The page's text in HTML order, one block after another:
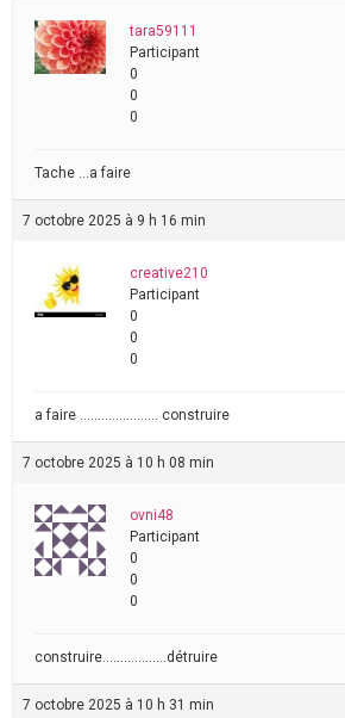
tara59111
Participant
0
0
0
Tache …a faire
7 octobre 2025 à 9 h 16 min
creative210
Participant
0
0
0
a faire …………………. construire
7 octobre 2025 à 10 h 08 min
ovni48
Participant
0
0
0
construire………………détruire
7 octobre 2025 à 10 h 31 min